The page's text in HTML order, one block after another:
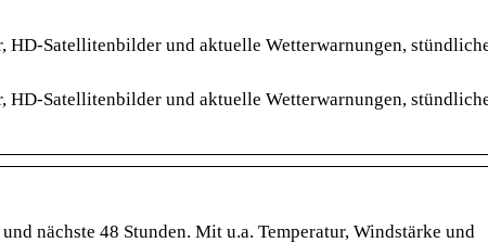
HD-Satellitenbilder und aktuelle Wetterwarnungen,
HD-Satellitenbilder und aktuelle Wetterwarnungen,
nächste 48 Stunden. Mit u.a. Temperatur, Windstärke und